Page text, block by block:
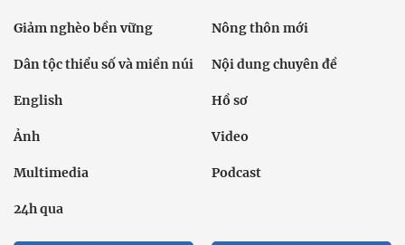
Giảm nghèo bền vững Nông thôn mới
Dân tộc thiểu số và miền núi Nội dung chuyên đề
English Hồ sơ
Ảnh Video
Multimedia Podcast
24h qua